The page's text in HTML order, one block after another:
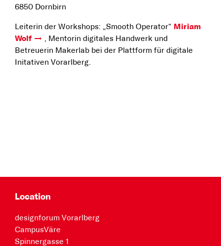
6850 Dornbirn
Leiterin der Workshops: „Smooth Operator“ Miriam
Wolf
, Mentorin digitales Handwerk und
Betreuerin Makerlab bei der Plattform für digitale
Initativen Vorarlberg.
Location
designforum Vorarlberg
CampusVäre
Spinnergasse 1